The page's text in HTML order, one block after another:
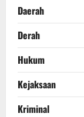
Daerah
Derah
Hukum
Kejaksaan
Kriminal